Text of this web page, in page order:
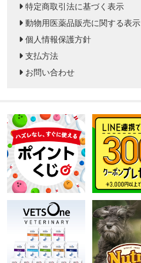
特定商取引法に基づく表示
動物用医薬品販売に関する表示
個人情報保護方針
支払方法
お問い合わせ